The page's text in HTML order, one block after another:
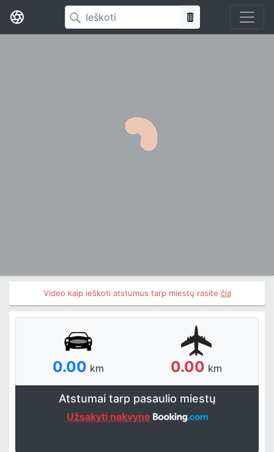
Video kaip ieškoti atstumus tarp miestų rasite čia
0.00 km 0.00 km
Atstumai tarp pasaulio miestų
Užsakyti nakvynę